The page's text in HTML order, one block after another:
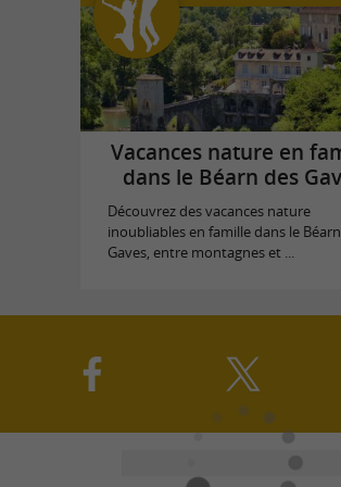
Vacances nature en
dans le Béarn des
Découvrez des vacances nature
inoubliables en famille dans le
Gaves, entre montagnes et ...